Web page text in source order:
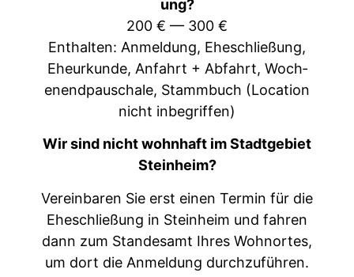
ung?
200 € — 300 €
Enthal­ten: Anmel­dung, Eheschließung,
Eheurkunde, Anfahrt + Abfahrt, Woch­
enend­pauschale, Stamm­buch (Loca­tion
nicht inbegriffen)
Wir sind nicht wohn­haft im Stadt­ge­bi­et
Steinheim?
Vere­in­baren Sie erst einen Ter­min für die
Eheschließung in Stein­heim und fahren
dann zum Standesamt Ihres Wohnortes,
um dort die Anmel­dung durchzuführen.